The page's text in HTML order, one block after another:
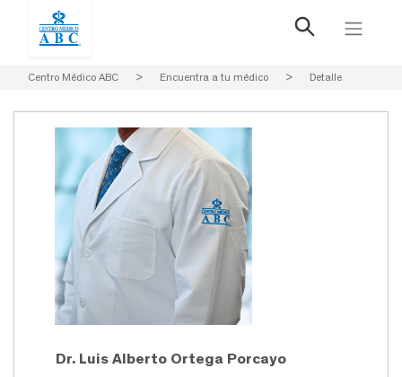
Centro Médico ABC > Encuentra a tu médico > Detalle
Dr. Luis Alberto Ortega Porcayo